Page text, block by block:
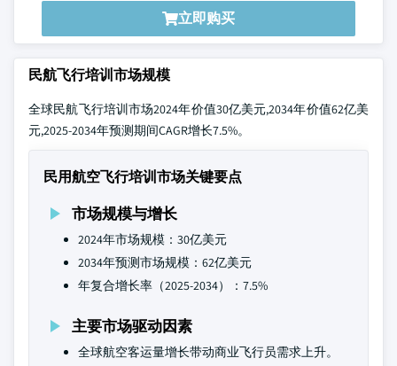
立即购买
民航飞行培训市场规模
全球民航飞行培训市场2024年价值30亿美元,2034年价值62亿美
元,2025-2034年预测期间CAGR增长7.5%。
民用航空飞行培训市场关键要点
市场规模与增长
2024年市场规模：30亿美元
2034年预测市场规模：62亿美元
年复合增长率（2025-2034）：7.5%
主要市场驱动因素
全球航空客运量增长带动商业飞行员需求上升。